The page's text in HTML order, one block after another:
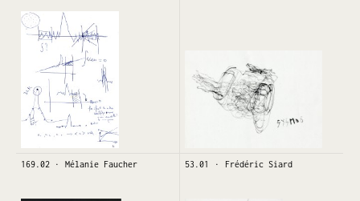
169.02 Mélanie Faucher 53.01 Frédéric Siard